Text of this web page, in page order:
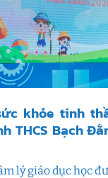
khỏe tinh
THCS Bạch
lý giáo dục học